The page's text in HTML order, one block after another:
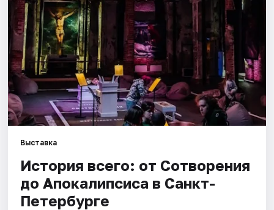
Рейтинги
Выставка
История всего: от Сотворения
до Апокалипсиса в Санкт-
Петербурге